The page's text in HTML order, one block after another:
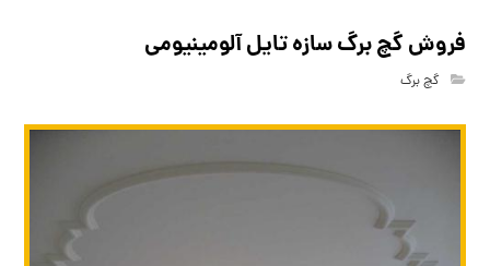
فروش گچ برگ سازه تایل آلومینیومی
گچ برگ